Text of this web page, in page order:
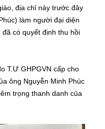
địa chỉ này trước đây
làm người đại diện
có quyết định thu hồi
T.Ư GHPGVN cấp cho
ông Nguyễn Minh Phúc
trọng thanh danh của